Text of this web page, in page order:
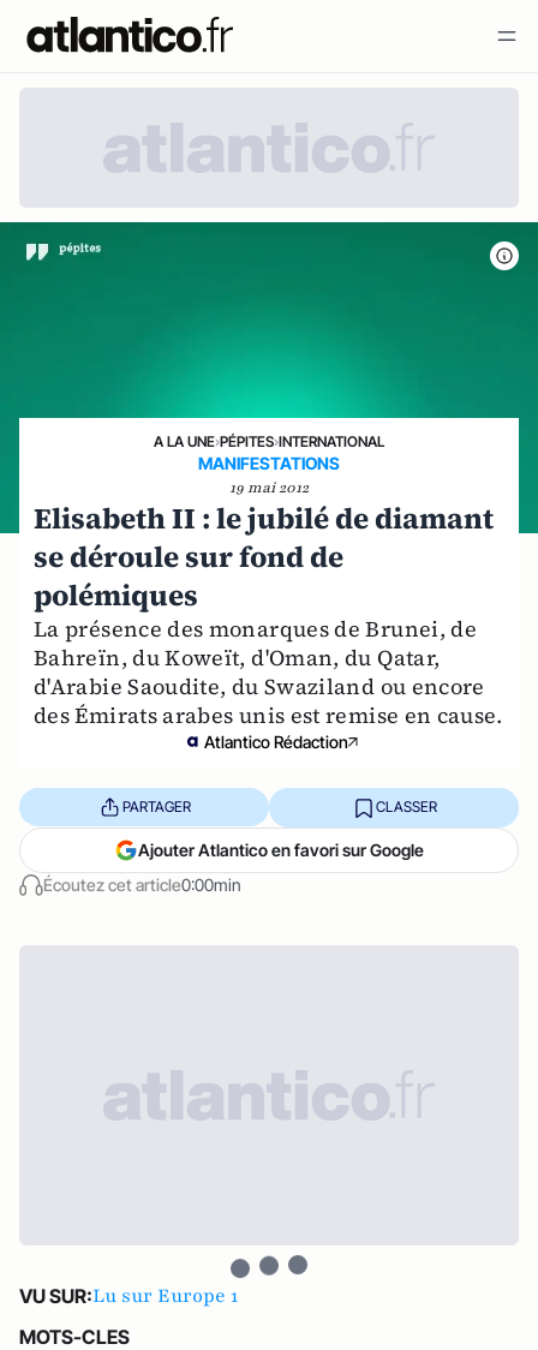
A LA UNE›PÉPITES›INTERNATIONAL
MANIFESTATIONS
19 mai 2012
Elisabeth II : le jubilé de diamant
se déroule sur fond de
polémiques
La présence des monarques de Brunei, de
Bahreïn, du Koweït, d'Oman, du Qatar,
d'Arabie Saoudite, du Swaziland ou encore
des Émirats arabes unis est remise en cause.
Atlantico Rédaction
Écoutez cet article0:00min
PARTAGER CLASSER
Ajouter Atlantico en favori sur Google
VU SUR:Lu sur Europe 1
MOTS-CLES